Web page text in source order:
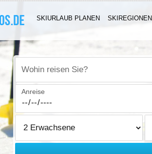
SKIURLAUB PLANEN SKIREGIONEN
Wohin reisen Sie?
Anreise